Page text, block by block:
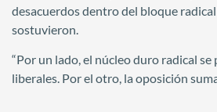
desacuerdos dentro del bloque
sostuvieron.
“Por un lado, el núcleo duro radical
liberales. Por el otro, la oposición